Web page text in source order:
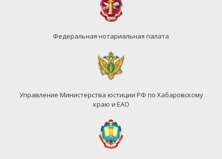
Федеральная нотариальная палата
Управление Министерства юстиции РФ по Хабаровскому
краю и ЕАО